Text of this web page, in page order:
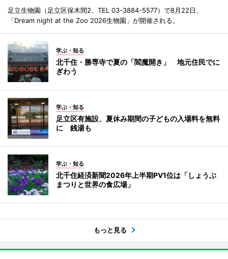
足立生物園（足立区保木間2、TEL 03-3884-5577）で8月22日、
「Dream night at the Zoo 2026生物園」が開催される。
学ぶ・知る
北千住・勝専寺で夏の「閻魔開き」 地元住民でに
ぎわう
学ぶ・知る
足立区有施設、夏休み期間の子どもの入場料を無料
に 銭湯も
学ぶ・知る
北千住経済新聞2026年上半期PV1位は「しょうぶ
まつりと世界の食広場」
もっと見る